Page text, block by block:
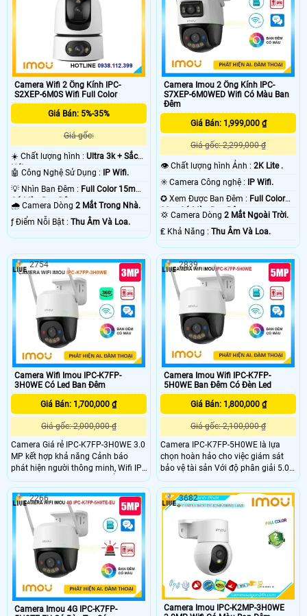
Camera Wifi 2 Ống Kính IPC-
S2XEP-6M0S Wifi Full Color
Giá Bán: 5%-35%
Giá gốc:
☀️ Chất lượng hình : Ultra 3k + Sắc
Nét .
🤖️ Công Nghệ Sử Dụng : IP Wifi.
💡 Nhìn Ban Đêm : Full Color 15m
Có Màu Ban Ðêm.
🌧️ Camera Dòng 2 Mắt Trong Nhà.
️ƒ Điểm Nỗi Bật : Thu Âm Và Loa.
Camera Imou 2 Ống Kính IPC-
S7XEP-6M0WED Wifi Có Màu Ban
Đêm
Giá Bán: 1,999,000 ₫
Giá gốc: 2,299,000 ₫
👁 Chất lượng hình Ảnh :2K Lite .
✳️ Camera Công nghệ : IP Wifi.
✪ Xem Được Ban Đêm : Full Color
30m Có Màu Ban Ðêm.
💢 Camera Dòng2 Mắt Ngoài Trời.
️₤ Khả Năng :Thu Âm Và Loa.
Camera Wifi Imou IPC-K7FP-
3H0WE Có Led Ban Đêm
Giá Bán: 1,700,000 ₫
Giá gốc: 2,000,000 ₫
Camera Giá rẻ IPC-K7FP-3H0WE 3.0
MP kết hợp khả năng Cảnh báo
phát hiện người thông minh, Wifi IP,
Còi & nháy đèn khi có chuyển động,
xem màu sắc Full Color 30m vào
ban đêm, trang bị đèn trợ sáng kép,
loa đàm thoại tích hợp, Chống
Ngược Sáng HDR. Camera nhỏ gọn,
xoay 360 độ, thiết kế cao cấp.
2754
Camera Imou Wifi IPC-K7FP-
5H0WE Ban Đêm Có Đèn Led
Giá Bán: 1,800,000 ₫
Giá gốc: 2,100,000 ₫
Camera IPC-K7FP-5H0WE là lựa
chọn hoàn hảo cho việc giám sát
bảo vệ tài sản Với độ phân giải 5.0
megapixel camera không dây này
kết hợp khả năng phát hiện chuyển
động thông minh và phát hiện hình
trang bị đèn cảnh báo xâm nhập và
còi hú tại chỗ, giúp người dùng dễ
dàng nhận biết sự xâm nhập
2839
Camera Imou 4G IPC-K7FP-
2266
Camera Imou IPC-K2MP-3H0WE
3682